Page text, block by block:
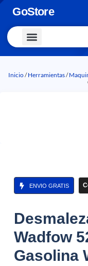
GoStore
Inicio/Herramientas/
ENVIO GRATIS
Wadfow
Gasolina